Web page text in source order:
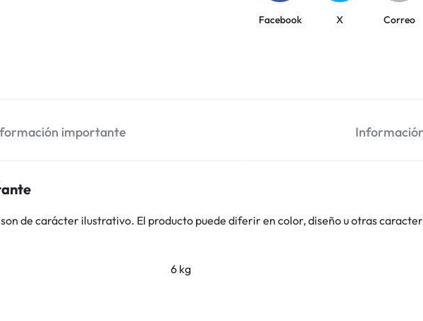
Facebook X Correo
importante
de carácter ilustrativo. El producto puede diferir en color, diseño u otras
6 kg